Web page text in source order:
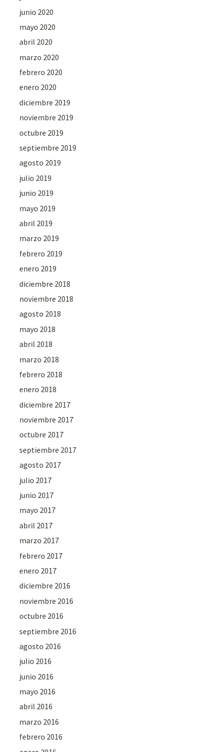
junio 2020
mayo 2020
abril 2020
marzo 2020
febrero 2020
enero 2020
diciembre 2019
noviembre 2019
octubre 2019
septiembre 2019
agosto 2019
julio 2019
junio 2019
mayo 2019
abril 2019
marzo 2019
febrero 2019
enero 2019
diciembre 2018
noviembre 2018
agosto 2018
mayo 2018
abril 2018
marzo 2018
febrero 2018
enero 2018
diciembre 2017
noviembre 2017
octubre 2017
septiembre 2017
agosto 2017
julio 2017
junio 2017
mayo 2017
abril 2017
marzo 2017
febrero 2017
enero 2017
diciembre 2016
noviembre 2016
octubre 2016
septiembre 2016
agosto 2016
julio 2016
junio 2016
mayo 2016
abril 2016
marzo 2016
febrero 2016